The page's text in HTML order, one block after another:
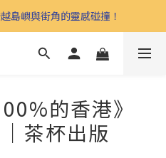
島嶼與街角的靈感碰撞！
的香港》
茶杯出版